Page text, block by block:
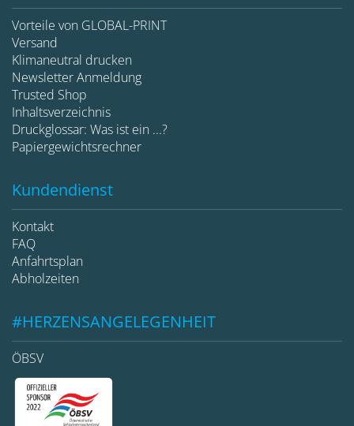
Vorteile von GLOBAL-PRINT
Versand
Klimaneutral drucken
Newsletter Anmeldung
Trusted Shop
Inhaltsverzeichnis
Druckglossar: Was ist ein ...?
Papiergewichtsrechner
Kundendienst
Kontakt
FAQ
Anfahrtsplan
Abholzeiten
#HERZENSANGELEGENHEIT
ÖBSV